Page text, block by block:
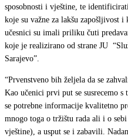
rada“
sposobnosti i vještine, te
koje su važne za lakšu zapošljivost i
učesnici su imali priliku čuti
koje je realizirano od strane JU
Sarajevo”.
“Prvenstveno bih željela da se
Kao učenici prvi put se susrecemo
se potrebne informacije kvalitetno
mnogo toga o tržištu rada ali i o
vještine), a usput se i zabavili.